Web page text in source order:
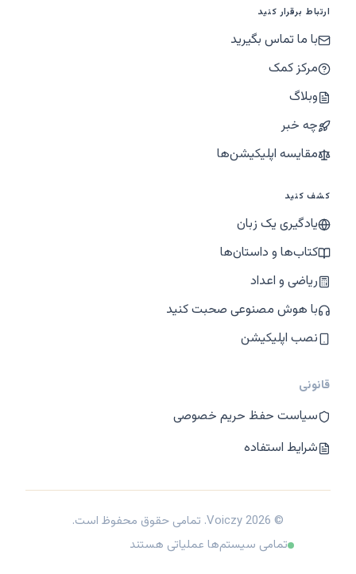
ارتباط برقرار کنید
با ما تماس بگیرید
مرکز کمک
وبلاگ
چه خبر
مقایسه اپلیکیشن‌ها
کشف کنید
یادگیری یک زبان
کتاب‌ها و داستان‌ها
ریاضی و اعداد
با هوش مصنوعی صحبت کنید
نصب اپلیکیشن
قانونی
سیاست حفظ حریم خصوصی
شرایط استفاده
© 2026 Voiczy. تمامی حقوق محفوظ است.
تمامی سیستم‌ها عملیاتی هستند